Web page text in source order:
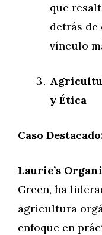
que
detrás de
vínculo
y Ética
Caso
Laurie’s
Green, ha
agricultura
enfoque en